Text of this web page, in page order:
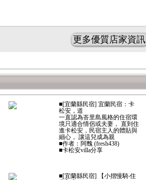
更多優質店家資訊
■[宜蘭縣民宿] 宜蘭民宿：卡
松安，道
一直認為峇里島風格的住宿環
境只適合情侶或夫妻， 直到住
進卡松安，民宿主人的體貼與
細心， 讓這兒成為親
■作者：阿醜 (fresh438)
■卡松安villa分享
■[宜蘭縣民宿] 【小摺慢騎‧住